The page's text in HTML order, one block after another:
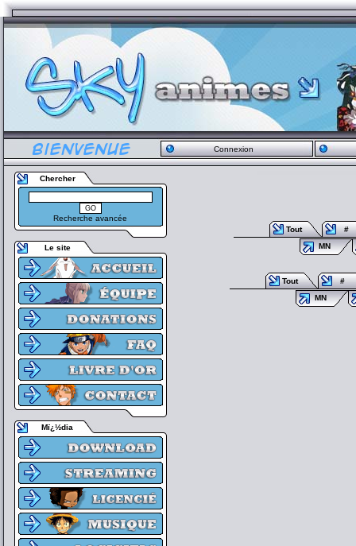
Connexion
Chercher
Recherche avancée
Le site
Mï¿½dia
Tout
#
MN
Tout
#
MN